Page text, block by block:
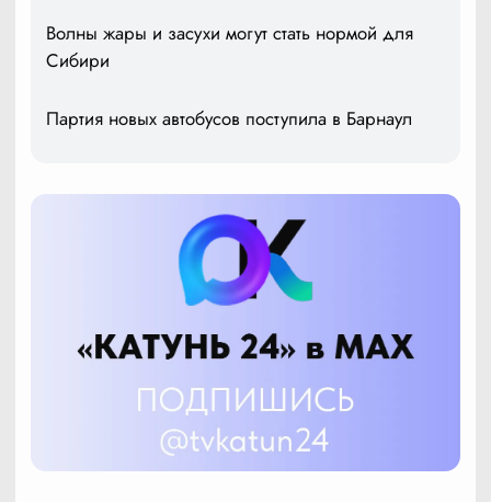
Волны жары и засухи могут стать нормой для
Сибири
Партия новых автобусов поступила в Барнаул